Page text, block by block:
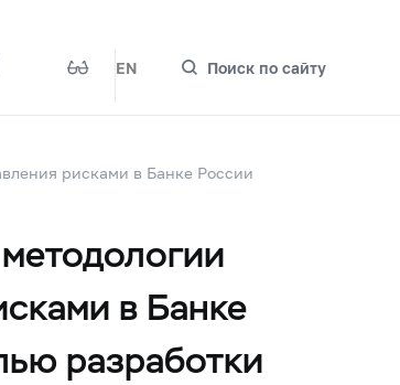
EN Поиск по сайту
рисками в Банке России
в Банке
разработки